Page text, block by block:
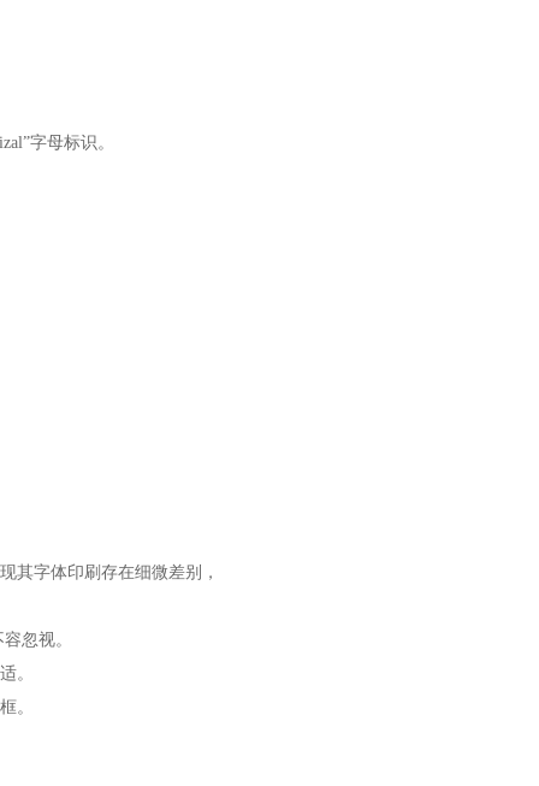
字母标识。
其字体印刷存在细微差别，
忽视。
。
。